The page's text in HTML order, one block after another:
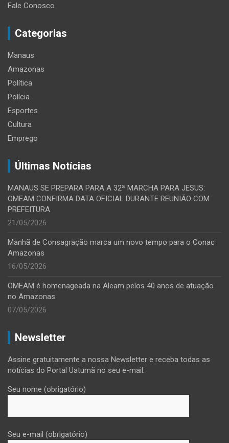
Fale Conosco
Categorias
Manaus
Amazonas
Política
Polícia
Esportes
Cultura
Emprego
Últimas Notícias
MANAUS SE PREPARA PARA A 32ª MARCHA PARA JESUS:
OMEAM CONFIRMA DATA OFICIAL DURANTE REUNIÃO COM
PREFEITURA
21/05/2026
Manhã de Consagração marca um novo tempo para o Conac
Amazonas
16/05/2026
OMEAM é homenageada na Aleam pelos 40 anos de atuação
no Amazonas
07/05/2026
Newsletter
Assine gratuitamente a nossa Newsletter e receba todas as
notícias do Portal Uatumã no seu e-mail:
Seu nome (obrigatório)
Seu e-mail (obrigatório)